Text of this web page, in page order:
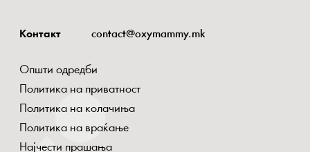
Контакт contact@oxymammy.mk
Општи одредби
Политика на приватност
Политика на колачиња
Политика на враќање
Најчести прашања